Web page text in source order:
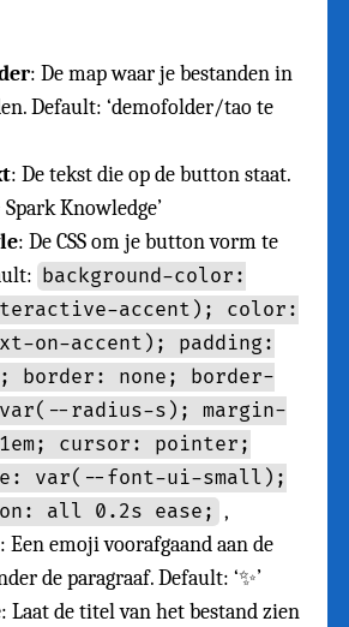
: De map waar je bestanden in
Default: ‘demofolder/tao te
: De tekst die op de button staat.
Knowledge’
: De CSS om je button vorm te
background-color:
accent); color:
on-accent); padding:
border: none; border-
radius-s); margin-
cursor: pointer;
var(--font-ui-small);
all 0.2s ease; ,
: Een emoji voorafgaand aan de
de paragraaf. Default: ‘✨’
: Laat de titel van het bestand zien